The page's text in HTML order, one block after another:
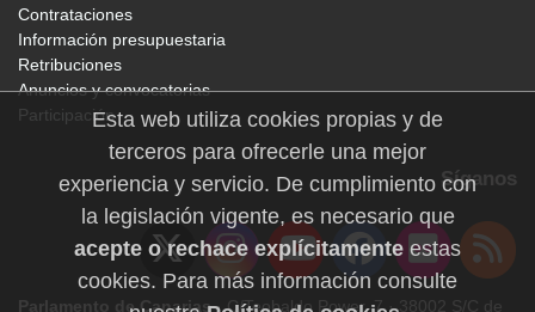
Contrataciones
Información presupuestaria
Retribuciones
Anuncios y convocatorias
Participación
Síganos
Parlamento de Canarias· C/Teobaldo Power, 7 · 38002 S/C de
Esta web utiliza cookies propias y de
terceros para ofrecerle una mejor
experiencia y servicio. De cumplimiento con
la legislación vigente, es necesario que
acepte o rechace explícitamente estas
cookies. Para más información consulte